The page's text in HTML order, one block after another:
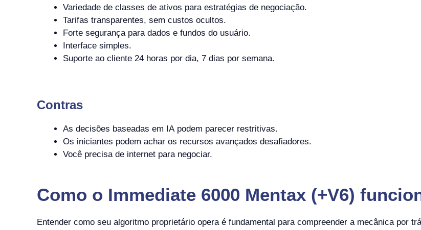
Variedade de classes de ativos para estratégias de negociação.
Tarifas transparentes, sem custos ocultos.
Forte segurança para dados e fundos do usuário.
Interface simples.
Suporte ao cliente 24 horas por dia, 7 dias por semana.
Contras
As decisões baseadas em IA podem parecer restritivas.
Os iniciantes podem achar os recursos avançados desafiadores.
Você precisa de internet para negociar.
Como o Immediate 6000 Mentax (+V6)
Entender como seu algoritmo proprietário opera é fundamental para compreender a mecânica por